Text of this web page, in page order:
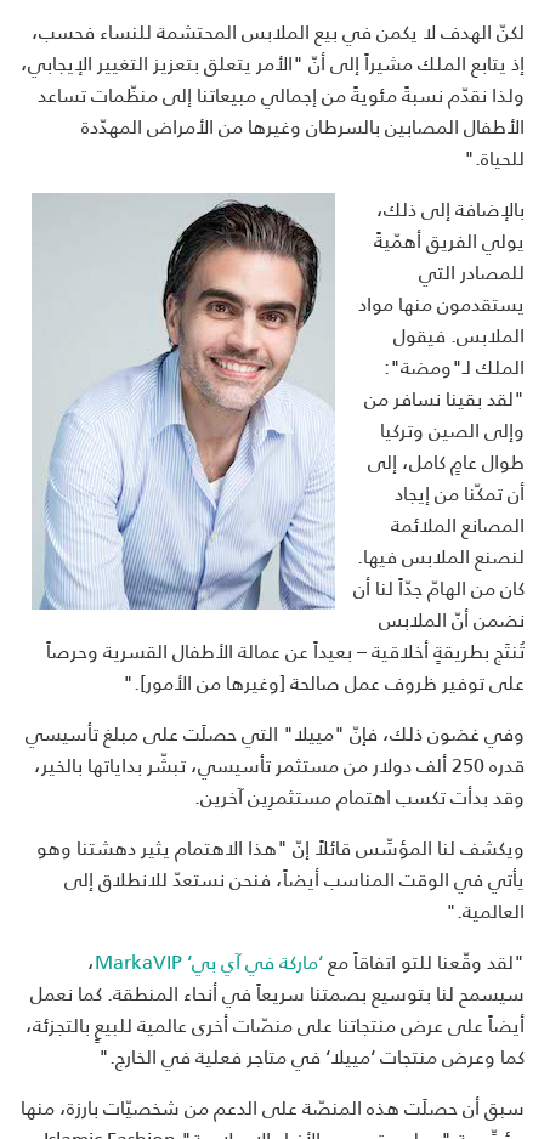
لكنّ الهدف لا يكمن في بيع الملابس المحتشمة للنساء فحسب،
إذ يتابع الملك مشيراً إلى أنّ "الأمر يتعلق بتعزيز التغيير الإيجابي،
ولذا نقدّم نسبةً مئويةً من إجمالي مبيعاتنا إلى منظّمات تساعد
الأطفال المصابين بالسرطان وغيرها من الأمراض المهدّدة
للحياة."
بالإضافة إلى ذلك،
يولي الفريق أهمّيةً
للمصادر التي
يستقدمون منها مواد
الملابس. فيقول
الملك لـ"ومضة":
"لقد بقينا نسافر من
وإلى الصين وتركيا
طوال عامٍ كامل، إلى
أن تمكّنا من إيجاد
المصانع الملائمة
لنصنع الملابس فيها.
كان من الهامّ جدّاً لنا أن
نضمن أنّ الملابس
تُنتَج بطريقةٍ أخلاقية – بعيداً عن عمالة الأطفال القسرية وحرصاً
على توفير ظروف عمل صالحة [وغيرها من الأمور]."
وفي غضون ذلك، فإنّ "مييلا" التي حصلَت على مبلغ تأسيسي
قدره 250 ألف دولار من مستثمر تأسيسي، تبشّر بداياتها بالخير،
وقد بدأت تكسب اهتمام مستثمرِين آخرين.
ويكشف لنا المؤسِّس قائلاً إنّ "هذا الاهتمام يثير دهشتنا وهو
يأتي في الوقت المناسب أيضاً، فنحن نستعدّ للانطلاق إلى
العالمية."
"لقد وقّعنا للتو اتفاقاً مع‘ماركة في آي بي‘ MarkaVIP
،
سيسمح لنا بتوسيع بصمتنا سريعاً في أنحاء المنطقة. كما نعمل
أيضاً على عرض منتجاتنا على منصّات أخرى عالمية للبيعٍ بالتجزئة،
كما وعرض منتجات ‘مييلا‘ في متاجر فعلية في الخارج."
سبق أن حصلَت هذه المنصّة على الدعم من شخصيّات بارزة، منها